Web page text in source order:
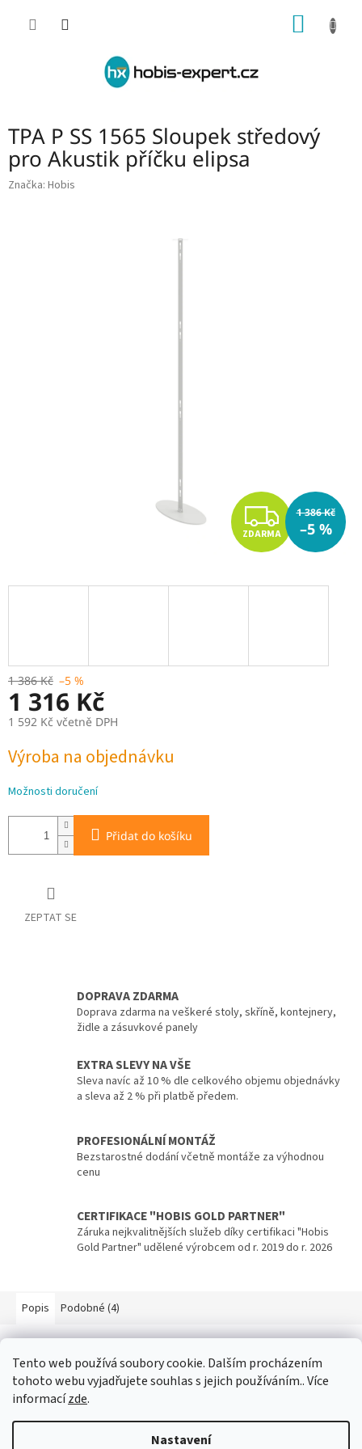
Tento web používá soubory cookie. Dalším procházením
tohoto webu vyjadřujete souhlas s jejich používáním.. Více
informacízde.
Nastavení
TPA P SS 1565 Sloupek středový
pro Akustik příčku elipsa
Značka: Hobis
Z
D
A
ZDARMA
1 386 Kč
–5 %
1 386 Kč –5 %
1 316 Kč
1 592 Kč včetně DPH
cena:
Výroba na objednávku
Možnosti doručení
Přidat do košíku
ZEPTAT SE
DOPRAVA ZDARMA
Doprava zdarma na veškeré stoly, skříně, kontejnery,
židle a zásuvkové panely
EXTRA SLEVY NA VŠE
Sleva navíc až 10 % dle celkového objemu objednávky
a sleva až 2 % při platbě předem.
PROFESIONÁLNÍ MONTÁŽ
Bezstarostné dodání včetně montáže za výhodnou
cenu
CERTIFIKACE "HOBIS GOLD PARTNER"
Záruka nejkvalitnějších služeb díky certifikaci "Hobis
Gold Partner" udělené výrobcem od r. 2019 do r. 2026
Popis Podobné (4)
Vytvořil Shoptet